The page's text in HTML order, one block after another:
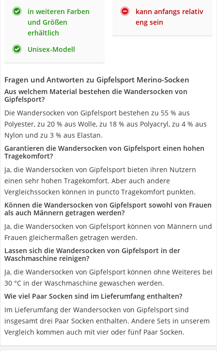
in weiteren Farben
und Größen
erhältlich
Unisex-Modell
kann anfangs relativ
eng sein
Fragen und Antworten zu Gipfelsport Merino-Socken
Aus welchem Material bestehen die Wandersocken von
Gipfelsport?
Die Wandersocken von Gipfelsport bestehen zu 55 % aus
Polyester, zu 20 % aus Wolle, zu 18 % aus Polyacryl, zu 4 % aus
Nylon und zu 3 % aus Elastan.
Garantieren die Wandersocken von Gipfelsport einen hohen
Tragekomfort?
Ja, die Wandersocken von Gipfelsport bieten ihren Nutzern
einen sehr hohen Tragekomfort. Aber auch andere
Vergleichssocken können in puncto Tragekomfort punkten.
Können die Wandersocken von Gipfelsport sowohl von Frauen
als auch Männern getragen werden?
Ja, die Wandersocken von Gipfelsport können von Männern und
Frauen gleichermaßen getragen werden.
Lassen sich die Wandersocken von Gipfelsport in der
Waschmaschine reinigen?
Ja, die Wandersocken von Gipfelsport können ohne Weiteres bei
30 °C in der Waschmaschine gewaschen werden.
Wie viel Paar Socken sind im Lieferumfang enthalten?
Im Lieferumfang der Wandersocken von Gipfelsport sind
insgesamt drei Paar Socken enthalten. Andere Sets in unserem
Vergleich kommen auch mit vier oder fünf Paar Socken.